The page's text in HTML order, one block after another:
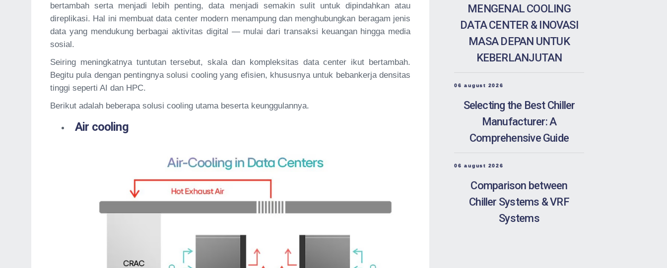
bertambah serta menjadi lebih penting, data menjadi semakin sulit untuk dipindahkan atau
direplikasi. Hal ini membuat data center modern menampung dan menghubungkan beragam jenis
data yang mendukung berbagai aktivitas digital — mulai dari transaksi keuangan hingga media
sosial.
Seiring meningkatnya tuntutan tersebut, skala dan kompleksitas data center ikut bertambah.
Begitu pula dengan pentingnya solusi cooling yang efisien, khususnya untuk bebankerja densitas
tinggi seperti AI dan HPC.
Berikut adalah beberapa solusi cooling utama beserta keunggulannya.
Air cooling
MENGENAL COOLING
DATA CENTER & INOVASI
MASA DEPAN UNTUK
KEBERLANJUTAN
06 august 2026
Selecting the Best Chiller
Manufacturer: A
Comprehensive Guide
06 august 2026
Comparison between
Chiller Systems & VRF
Systems